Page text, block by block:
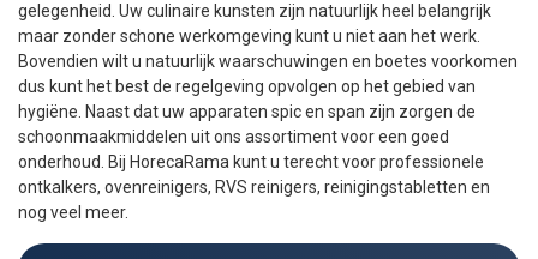
gelegenheid. Uw culinaire kunsten zijn natuurlijk heel belangrijk
maar zonder schone werkomgeving kunt u niet aan het werk.
Bovendien wilt u natuurlijk waarschuwingen en boetes voorkomen
dus kunt het best de regelgeving opvolgen op het gebied van
hygiëne. Naast dat uw apparaten spic en span zijn zorgen de
schoonmaakmiddelen uit ons assortiment voor een goed
onderhoud. Bij HorecaRama kunt u terecht voor professionele
ontkalkers, ovenreinigers, RVS reinigers, reinigingstabletten en
nog veel meer.